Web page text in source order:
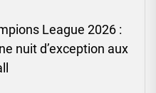
League 2026 :
nuit d’exception aux